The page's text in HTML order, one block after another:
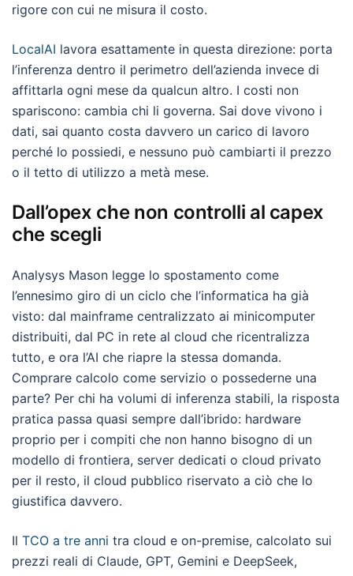
rigore con cui ne misura il costo.
LocalAI lavora esattamente in questa direzione: porta
l’inferenza dentro il perimetro dell’azienda invece di
affittarla ogni mese da qualcun altro. I costi non
spariscono: cambia chi li governa. Sai dove vivono i
dati, sai quanto costa davvero un carico di lavoro
perché lo possiedi, e nessuno può cambiarti il prezzo
o il tetto di utilizzo a metà mese.
Dall’opex che non controlli al capex
che scegli
Analysys Mason legge lo spostamento come
l’ennesimo giro di un ciclo che l’informatica ha già
visto: dal mainframe centralizzato ai minicomputer
distribuiti, dal PC in rete al cloud che ricentralizza
tutto, e ora l’AI che riapre la stessa domanda.
Comprare calcolo come servizio o possederne una
parte? Per chi ha volumi di inferenza stabili, la risposta
pratica passa quasi sempre dall’ibrido: hardware
proprio per i compiti che non hanno bisogno di un
modello di frontiera, server dedicati o cloud privato
per il resto, il cloud pubblico riservato a ciò che lo
giustifica davvero.
Il TCO a tre anni tra cloud e on-premise, calcolato sui
prezzi reali di Claude, GPT, Gemini e DeepSeek,